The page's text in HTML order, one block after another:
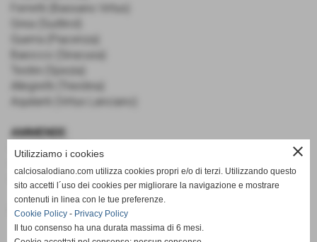
Ferretti (Bassano Virtus)
Guerra (Piacenza)
Baiocco (Siracusa)
Allegretti (Triestina)
Aquilanti (Virtus Lanciano)
AMMENDE:
€ 6.000.00 Prato
€ 500.00 Virtus Lanciano
Fonte: Ufficio Stampa
close
Utilizziamo i cookies
calciosalodiano.com utilizza cookies propri e/o di terzi. Utilizzando questo
sito accetti l´uso dei cookies per migliorare la navigazione e mostrare
contenuti in linea con le tue preferenze.
Cookie Policy - Privacy Policy
Il tuo consenso ha una durata massima di 6 mesi.